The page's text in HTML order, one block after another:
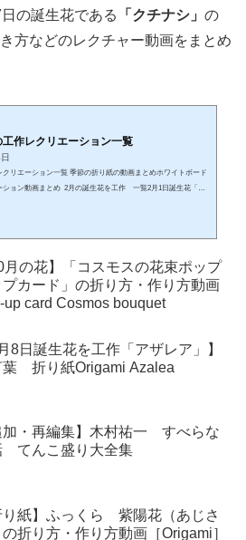
の誕生花である 「クチナシ」 の
方などのレクチャー動画をまとめ
作レクリエーション一覧
クリエーション一覧 季節の折り紙の動画まとめホワイトボード
ション動画まとめ 2月の誕生花を工作 一覧2月1日誕生花「マ
センカ)」「ストック」2月10日誕...
月の花】「コスモスの花束ポップ
プカード」の折り方・作り方動画
up card Cosmos bouquet
8日誕生花を工作「アザレア」】
葉 折り紙Origami Azalea
加・再編集】木村祐一 すべらな
てんこ盛り大全集
り紙】ふっくら 紫陽花（あじさ
折り方・作り方動画［Origami］